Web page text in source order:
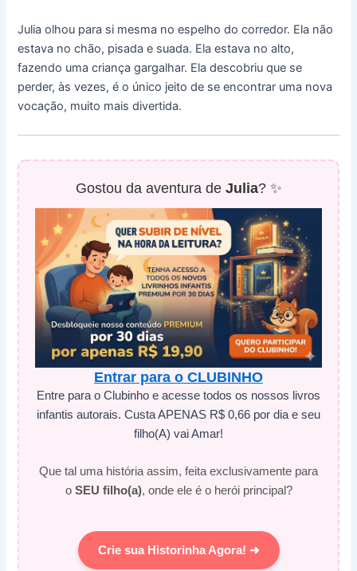
Julia olhou para si mesma no espelho do corredor. Ela não
estava no chão, pisada e suada. Ela estava no alto,
fazendo uma criança gargalhar. Ela descobriu que se
perder, às vezes, é o único jeito de se encontrar uma nova
vocação, muito mais divertida.
Gostou da aventura de Julia? ✨
Entrar para o CLUBINHO
Entre para o Clubinho e acesse todos os nossos livros
infantis autorais. Custa APENAS R$ 0,66 por dia e seu
filho(A) vai Amar!
Que tal uma história assim, feita exclusivamente para
o SEU filho(a), onde ele é o herói principal?
Crie sua Historinha Agora! ➜